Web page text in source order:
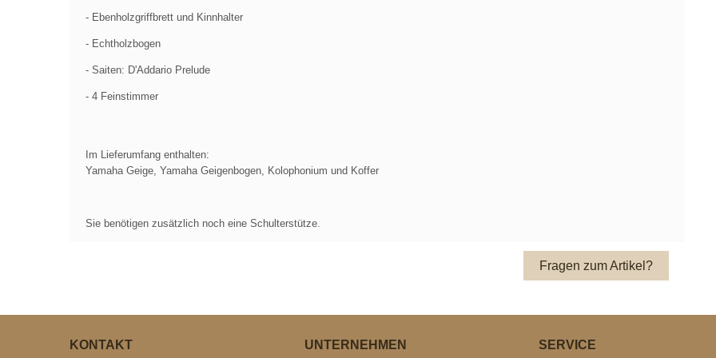
- Ebenholzgriffbrett und Kinnhalter
- Echtholzbogen
- Saiten: D'Addario Prelude
- 4 Feinstimmer
Im Lieferumfang enthalten:
Yamaha Geige, Yamaha Geigenbogen, Kolophonium und Koffer
Sie benötigen zusätzlich noch eine Schulterstütze.
Fragen zum Artikel?
KONTAKT UNTERNEHMEN SERVICE